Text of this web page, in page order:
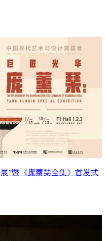
”暨《庞薰琹全集》首发式